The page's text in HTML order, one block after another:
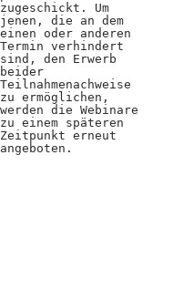
zugeschickt. Um
jenen, die an dem
einen oder anderen
Termin verhindert
sind, den Erwerb
beider
Teilnahmenachweise
zu ermöglichen,
werden die Webinare
zu einem späteren
Zeitpunkt erneut
angeboten.